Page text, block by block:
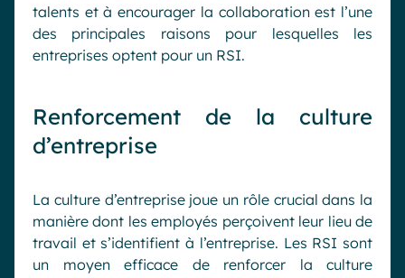
talents et à encourager la collaboration est l’une
des principales raisons pour lesquelles les
entreprises optent pour un RSI.
Renforcement de la culture
d’entreprise
La culture d’entreprise joue un rôle crucial dans la
manière dont les employés perçoivent leur lieu de
travail et s’identifient à l’entreprise. Les RSI sont
un moyen efficace de renforcer la culture